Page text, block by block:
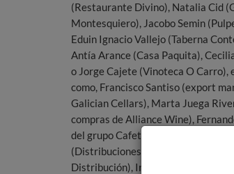
(Restaurante Divino), Natalia Cid
Montesquiero), Jacobo Semin
Eduin Ignacio Vallejo (Taberna
Antía Arance (Casa Paquita),
o Jorge Cajete (Vinoteca O Carro),
como, Francisco Santiso (export
Galician Cellars), Marta Juega
compras de Alliance Wine),
del grupo Cafeterías Herculinas),
(Distribuciones Pfiema), Jesús
Distribución), Iria Taboda (tienda de